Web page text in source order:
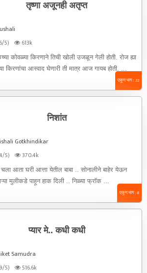
तृष्णा अजूनही अतृप्त
5)
613k
कोवळ्या किरणाने तिची खोली उजळून गेली होती. रोज ह्या
किरणांचा आस्वाद घेणारी ती मात्र आज गायब होती. ...
एकूण भाग : 22
निशांत
Gotkhindikar
5)
370.4k
आता घरी आत्ता येतील बाबा .. सोनालीने बाहेर येऊन
मुलीकडे पाहून हाक दिली .. निळ्या फ्रॉक ...
एकूण भाग : 8
प्यार मे.. कधी कधी
Samudra
5)
516.6k